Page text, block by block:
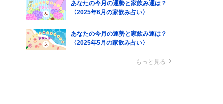
あなたの今月の運勢と家飲み運は？
〈2025年6月の家飲み占い〉
あなたの今月の運勢と家飲み運は？
〈2025年5月の家飲み占い〉
もっと見る